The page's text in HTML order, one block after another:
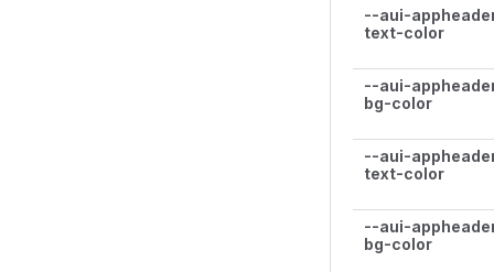
--aui-
text-color
--aui-
bg-color
--aui-
text-color
--aui-
bg-color